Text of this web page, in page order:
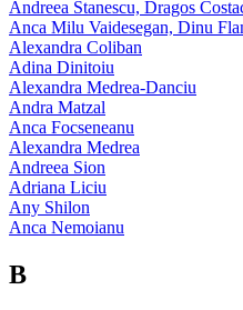
Andreea Stanescu, Dragos
Anca Milu Vaidesegan, Dinu
Alexandra Coliban
Adina Dinitoiu
Alexandra Medrea-Danciu
Andra Matzal
Anca Focseneanu
Alexandra Medrea
Andreea Sion
Adriana Liciu
Any Shilon
Anca Nemoianu
B